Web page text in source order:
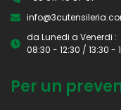
da Lunedi a Venerdi :
08:30 - 12:30 / 13:30 -
Per un